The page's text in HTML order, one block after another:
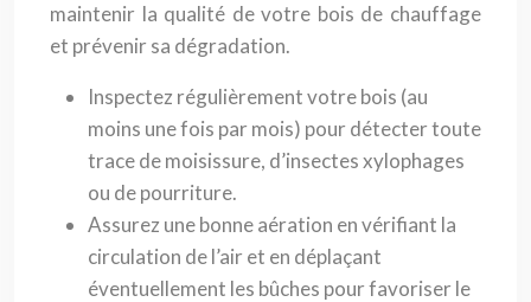
maintenir la qualité de votre bois de chauffage
et prévenir sa dégradation.
Inspectez régulièrement votre bois (au
moins une fois par mois) pour détecter toute
trace de moisissure, d’insectes xylophages
ou de pourriture.
Assurez une bonne aération en vérifiant la
circulation de l’air et en déplaçant
éventuellement les bûches pour favoriser le